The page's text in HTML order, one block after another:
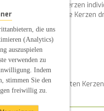
geben, Ihre Kerzen
dem Finger auf Ihre Kerzen
Ihre selbstgestalteten
die uns
(Analytics)
auszuspielen
verwenden zu
Indem
stimmen Sie den
freiwillig zu.